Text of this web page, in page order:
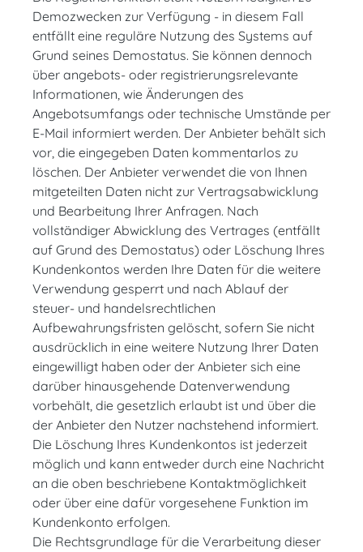
Demozwecken zur Verfügung - in diesem Fall
entfällt eine reguläre Nutzung des Systems auf
Grund seines Demostatus. Sie können dennoch
über angebots- oder registrierungsrelevante
Informationen, wie Änderungen des
Angebotsumfangs oder technische Umstände per
E-Mail informiert werden. Der Anbieter behält sich
vor, die eingegeben Daten kommentarlos zu
löschen. Der Anbieter verwendet die von Ihnen
mitgeteilten Daten nicht zur Vertragsabwicklung
und Bearbeitung Ihrer Anfragen. Nach
vollständiger Abwicklung des Vertrages (entfällt
auf Grund des Demostatus) oder Löschung Ihres
Kundenkontos werden Ihre Daten für die weitere
Verwendung gesperrt und nach Ablauf der
steuer- und handelsrechtlichen
Aufbewahrungsfristen gelöscht, sofern Sie nicht
ausdrücklich in eine weitere Nutzung Ihrer Daten
eingewilligt haben oder der Anbieter sich eine
darüber hinausgehende Datenverwendung
vorbehält, die gesetzlich erlaubt ist und über die
der Anbieter den Nutzer nachstehend informiert.
Die Löschung Ihres Kundenkontos ist jederzeit
möglich und kann entweder durch eine Nachricht
an die oben beschriebene Kontaktmöglichkeit
oder über eine dafür vorgesehene Funktion im
Kundenkonto erfolgen.
Die Rechtsgrundlage für die Verarbeitung dieser